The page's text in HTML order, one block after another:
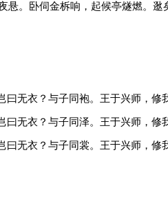
悬。卧伺金柝响，起候亭燧燃。逖
曰无衣？与子同袍。王于兴师，修
曰无衣？与子同泽。王于兴师，修
曰无衣？与子同裳。王于兴师，修